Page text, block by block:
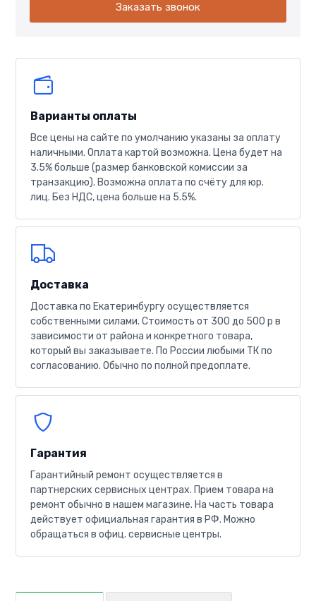
Заказать звонок
Варианты оплаты
Все цены на сайте по умолчанию указаны за оплату
наличными. Оплата картой возможна. Цена будет на
3.5% больше (размер банковской комиссии за
транзакцию). Возможна оплата по счёту для юр.
лиц. Без НДС, цена больше на 5.5%.
Доставка
Доставка по Екатеринбургу осуществляется
собственными силами. Стоимость от 300 до 500 р в
зависимости от района и конкретного товара,
который вы заказываете. По России любыми ТК по
согласованию. Обычно по полной предоплате.
Гарантия
Гарантийный ремонт осуществляется в
партнерских сервисных центрах. Прием товара на
ремонт обычно в нашем магазине. На часть товара
действует официальная гарантия в РФ. Можно
обращаться в офиц. сервисные центры.